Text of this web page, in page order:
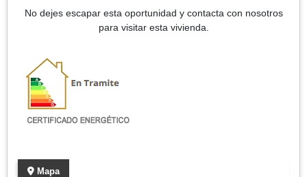
No dejes escapar esta oportunidad y contacta con nosotros
para visitar esta vivienda.
Mapa